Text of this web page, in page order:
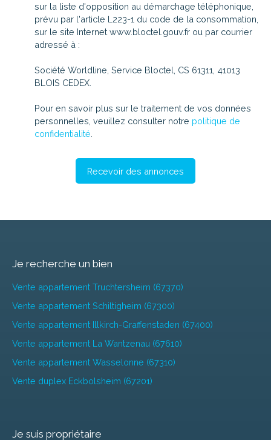
sur la liste d'opposition au démarchage téléphonique,
prévu par l'article L223-1 du code de la consommation,
sur le site Internet www.bloctel.gouv.fr ou par courrier
adressé à :
Société Worldline, Service Bloctel, CS 61311, 41013
BLOIS CEDEX.
Pour en savoir plus sur le traitement de vos données
personnelles, veuillez consulter notre politique de
confidentialité
Recevoir des annonces
Je recherche un bien
Vente appartement Truchtersheim (67370)
Vente appartement Schiltigheim (67300)
Vente appartement Illkirch-Graffenstaden (67400)
Vente appartement La Wantzenau (67610)
Vente appartement Wasselonne (67310)
Vente duplex Eckbolsheim (67201)
Je suis propriétaire